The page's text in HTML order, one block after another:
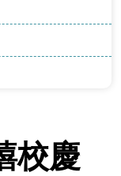
校慶